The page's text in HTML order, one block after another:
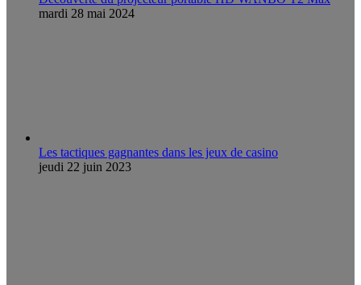
mardi 28 mai 2024
Les tactiques gagnantes dans les jeux de casino
jeudi 22 juin 2023